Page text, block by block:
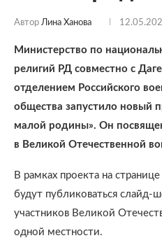
Автор Лина Ханова
Министерство по
религий РД совместно с
отделением Российского
общества запустило новый
малой родины». Он
в Великой Отечественной
В рамках проекта на
будут публиковаться слайд-
участников Великой
одной местности.